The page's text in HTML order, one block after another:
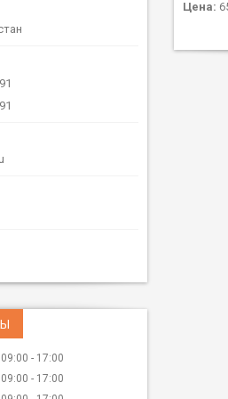
Цена:
09:00
17:00
09:00
17:00